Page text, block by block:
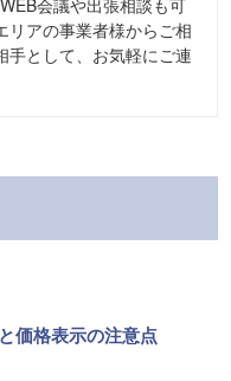
会議や出張相談も可
リアの事業者様からご相
手として、お気軽にご連
価格表示の注意点